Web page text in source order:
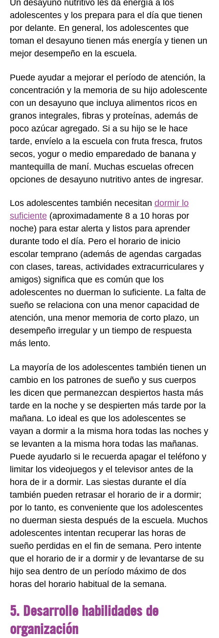
Un desayuno nutritivo les da energía a los
adolescentes y los prepara para el día que tienen
por delante. En general, los adolescentes que
toman el desayuno tienen más energía y tienen un
mejor desempeño en la escuela.
Puede ayudar a mejorar el período de atención, la
concentración y la memoria de su hijo adolescente
con un desayuno que incluya alimentos ricos en
granos integrales, fibras y proteínas, además de
poco azúcar agregado. Si a su hijo se le hace
tarde, envíelo a la escuela con fruta fresca, frutos
secos, yogur o medio emparedado de banana y
mantequilla de maní. Muchas escuelas ofrecen
opciones de desayuno nutritivo antes de ingresar.
Los adolescentes también necesitan dormir lo
suficiente (aproximadamente 8 a 10 horas por
noche) para estar alerta y listos para aprender
durante todo el día. Pero el horario de inicio
escolar temprano (además de agendas cargadas
con clases, tareas, actividades extracurriculares y
amigos) significa que es común que los
adolescentes no duerman lo suficiente. La falta de
sueño se relaciona con una menor capacidad de
atención, una menor memoria de corto plazo, un
desempeño irregular y un tiempo de respuesta
más lento.
La mayoría de los adolescentes también tienen un
cambio en los patrones de sueño y sus cuerpos
les dicen que permanezcan despiertos hasta más
tarde en la noche y se despierten más tarde por la
mañana. Lo ideal es que los adolescentes se
vayan a dormir a la misma hora todas las noches y
se levanten a la misma hora todas las mañanas.
Puede ayudarlo si le recuerda apagar el teléfono y
limitar los videojuegos y el televisor antes de la
hora de ir a dormir. Las siestas durante el día
también pueden retrasar el horario de ir a dormir;
por lo tanto, es conveniente que los adolescentes
no duerman siesta después de la escuela. Muchos
adolescentes intentan recuperar las horas de
sueño perdidas en el fin de semana. Pero intente
que el horario de ir a dormir y de levantarse de su
hijo sea dentro de un período máximo de dos
horas del horario habitual de la semana.
5. Desarrolle habilidades de
organización